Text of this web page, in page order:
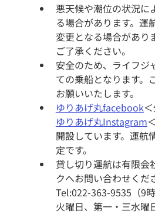
悪天候や潮位の状況に
る場合があります。運
変更となる場合があり
ご了承ください。
安全のため、ライフジ
ての乗船となります。
お願いいたします。
ゆりあげ丸facebook
ゆりあげ丸Instagram
開設しています。運航
定です。
貸し切り運航は有限会
クへお問い合わせくだ
Tel:022-363-9535（9
火曜日、第一・三水曜